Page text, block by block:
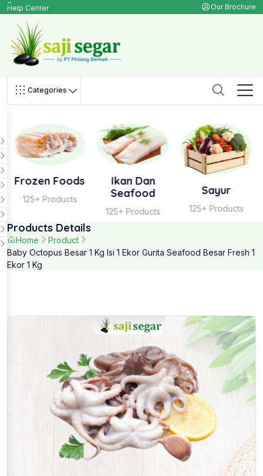
Help Center Our Brochure
Categories
Frozen Foods
125+ Products
Ikan Dan
Seafood
125+ Products
Sayur
125+ Products
Products Details
Home
Product
Baby Octopus Besar 1 Kg Isi 1 Ekor Gurita Seafood Besar Fresh 1
Ekor 1 Kg